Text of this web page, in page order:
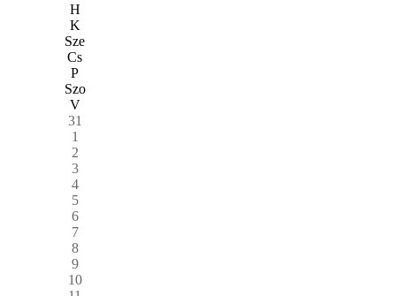
H
K
Sze
Cs
P
Szo
V
31
1
2
3
4
5
6
7
8
9
10